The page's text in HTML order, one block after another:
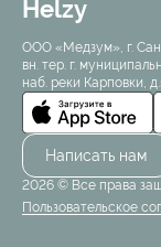
Helzy
ООО «Медзум», г.
вн. тер. г.
наб. реки Карповки,
Написать нам
2026 © Все права
Пользовательское